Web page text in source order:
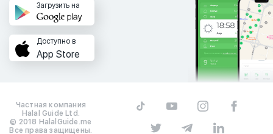
Загрузить на
Доступно в
App Store
Частная компания
Halal Guide Ltd.
© 2018 HalalGuide.me
Все права защищены.